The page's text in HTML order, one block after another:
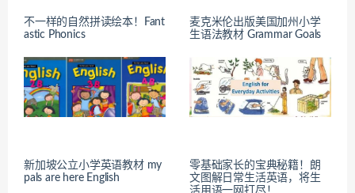
不一样的自然拼读绘本！Fant
astic Phonics
麦克米伦出版美国加州小学
生语法教材 Grammar Goals
新加坡公立小学英语教材 my
pals are here English
零基础家长的宝典秘籍！朗
文图解日常生活英语，将生